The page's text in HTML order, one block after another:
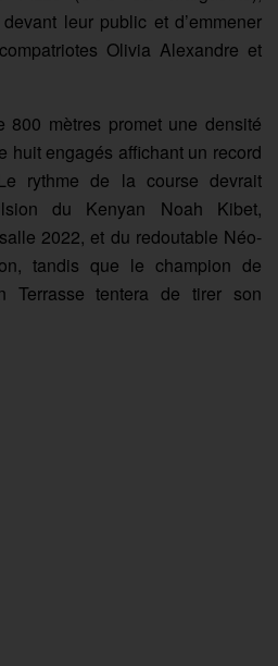
leur public et d’emmener
Olivia Alexandre et
800 mètres promet une densité
huit engagés affichant un record
rythme de la course devrait
du Kenyan Noah Kibet,
2022, et du redoutable Néo-
tandis que le champion de
Terrasse tentera de tirer son